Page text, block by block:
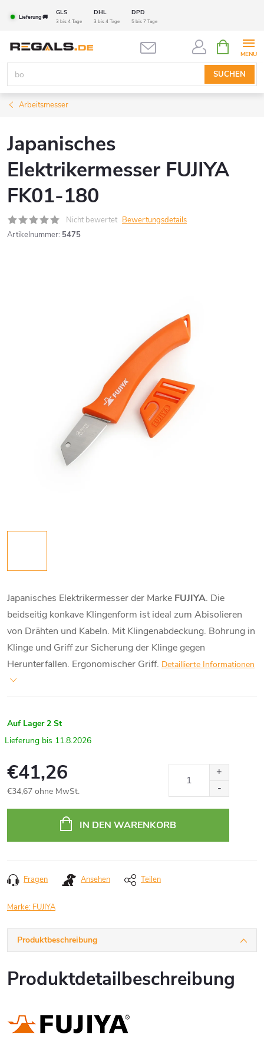
InhaltLieferung 🚚
GLS DHL DPD
3 bis 4 Tage 3 bis 4 Tage 5 bis 7 Tage
SUCHEN
Arbeitsmesser
Japanisches
Elektrikermesser FUJIYA
FK01-180
Nicht bewertet Bewertungsdetails
Artikelnummer: 5475
Japanisches Elektrikermesser der Marke FUJIYA. Die
beidseitig konkave Klingenform ist ideal zum Abisolieren
von Drähten und Kabeln. Mit Klingenabdeckung. Bohrung in
Klinge und Griff zur Sicherung der Klinge gegen
Herunterfallen. Ergonomischer Griff. Detaillierte Informationen
Auf Lager 2 St
11.8.2026
€41,26
€34,67 ohne MwSt.
IN DEN WARENKORB
Fragen Ansehen Teilen
Marke: FUJIYA
Produktbeschreibung
Produktdetailbeschreibung